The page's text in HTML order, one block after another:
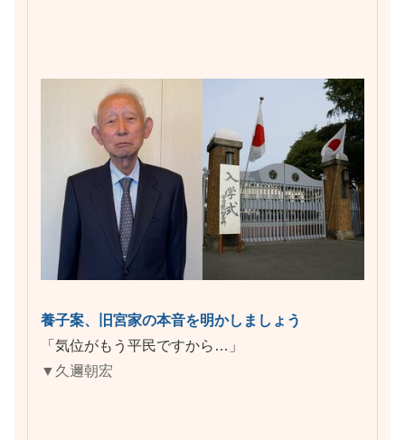
養子案、旧宮家の本音を明かしましょう
「気位がもう平民ですから…」
▼久邇朝宏